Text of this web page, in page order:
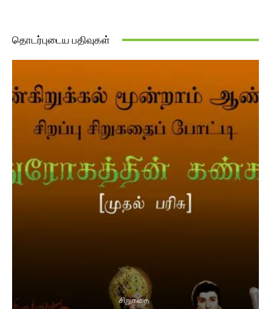
தொடர்புடைய பதிவுகள்
சிறுகதை